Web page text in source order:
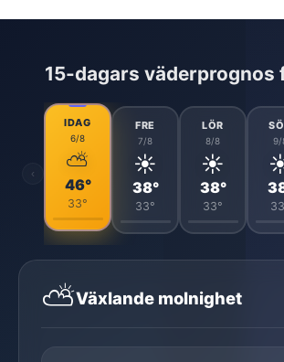
15-dagars väderprognos
‹
IDAG
6/8
⛅
46°
33°
FRE
7/8
☀️
38°
33°
LÖR
8/8
☀️
38°
33°
9/
⛅Växlande molnighet